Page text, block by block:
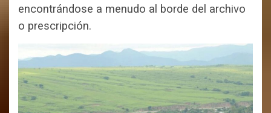
encontrándose a menudo al borde del archivo
o prescripción.